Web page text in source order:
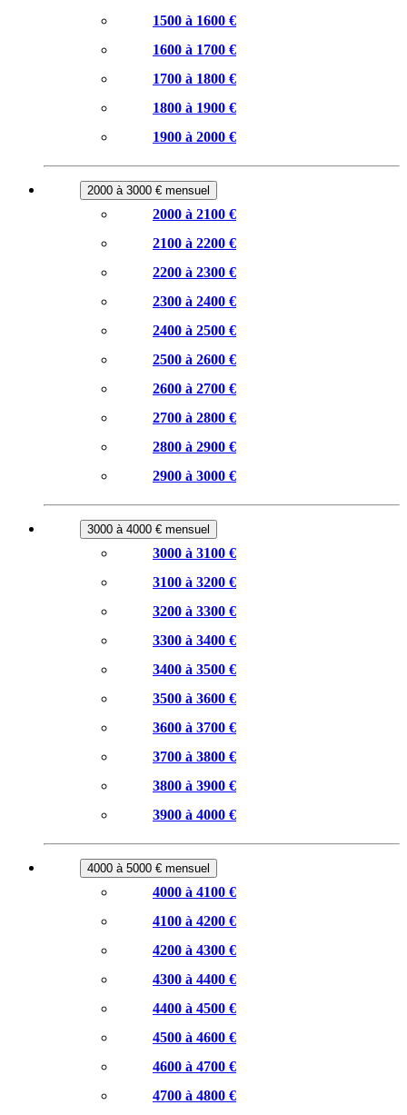
1500 à 1600 €
1600 à 1700 €
1700 à 1800 €
1800 à 1900 €
1900 à 2000 €
2000 à 3000 € mensuel
2000 à 2100 €
2100 à 2200 €
2200 à 2300 €
2300 à 2400 €
2400 à 2500 €
2500 à 2600 €
2600 à 2700 €
2700 à 2800 €
2800 à 2900 €
2900 à 3000 €
3000 à 4000 € mensuel
3000 à 3100 €
3100 à 3200 €
3200 à 3300 €
3300 à 3400 €
3400 à 3500 €
3500 à 3600 €
3600 à 3700 €
3700 à 3800 €
3800 à 3900 €
3900 à 4000 €
4000 à 5000 € mensuel
4000 à 4100 €
4100 à 4200 €
4200 à 4300 €
4300 à 4400 €
4400 à 4500 €
4500 à 4600 €
4600 à 4700 €
4700 à 4800 €